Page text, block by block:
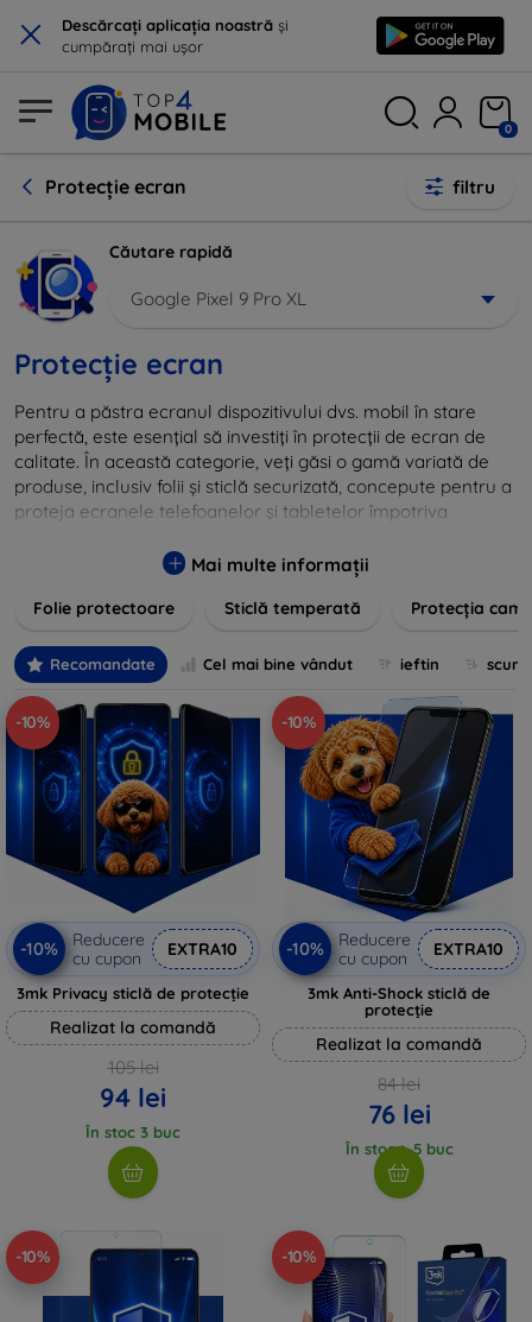
× Descărcați aplicația noastră și
cumpărați mai ușor
0
Protecție ecran filtru
Căutare rapidă
Google Pixel 9 Pro XL
Protecție ecran
Pentru a păstra ecranul dispozitivului dvs. mobil în stare
perfectă, este esențial să investiți în protecții de ecran de
calitate. În această categorie, veți găsi o gamă variată de
produse, inclusiv folii și sticlă securizată, concepute pentru a
proteja ecranele telefoanelor și tabletelor împotriva
fabricate din materiale durabile și sunt ușor de aplicat,
Alegeți soluția care se potrivește cel mai bine nevoilor
dispozitivului. Asigurați-vă că investiția în tehnologie rămâne
intactă și arată ca nouă mult timp cu protecțiile de ecran din
oferta noastră.
Mai multe informații
Folie protectoare Sticlă temperată Protecția
Recomandate Cel mai bine vândut ieftin
-10%
-10%
Reducere
cu cupon
EXTRA10
3mk Privacy sticlă de protecție
Realizat la comandă
105 lei
94 lei
În stoc 3 buc
-10%
-10%
Reducere
cu cupon
EXTRA10
3mk Anti-Shock sticlă de
protecție
Realizat la comandă
84 lei
76 lei
În stoc > 5 buc
-10% -10%